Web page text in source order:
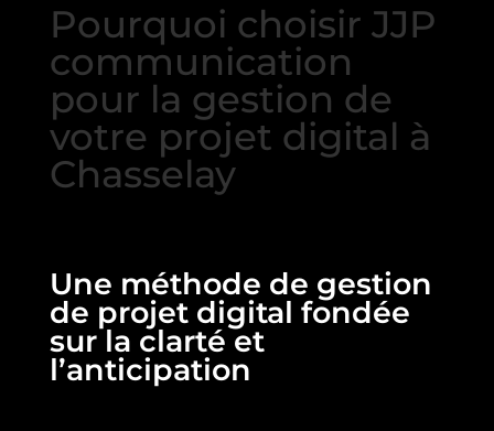
Pourquoi choisir JJP
communication
pour la gestion de
votre projet digital à
Chasselay
Une méthode de gestion
de projet digital fondée
sur la clarté et
l’anticipation